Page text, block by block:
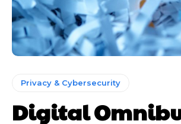
Privacy & Cybersecurity
Digital